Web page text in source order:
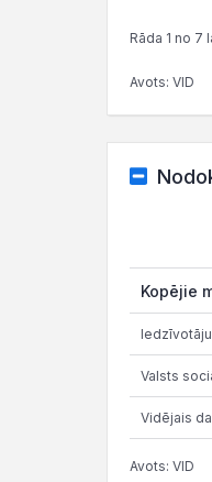
Rāda 1 no 7
Avots: VID
Kopējie
Valsts
Vidējais
Avots: VID